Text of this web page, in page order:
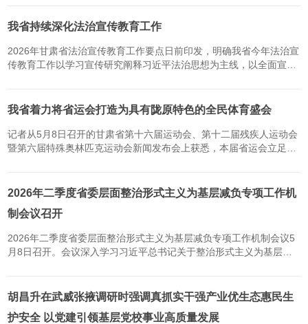
捷）省委书记、省人大常委会主任胡昌升5月12日在白银市会宁...
我省持续深化法治宣传教育工作
2026年甘肃省法治宣传教育工作要点日前印发，明确我省今年法治宣
传教育工作以学习宣传研究阐释习近平法治思想为主线，以全面宣传
和创新法治宣传教育工作，努力营造全社会崇尚法治、恪守规则...
我省着力将省运会打造为具有陇原特色的全民体育盛会
记者从5月8日召开的甘肃省第十六届运动会、第十二届残疾人运动会
暨第六届特殊奥林匹克运动会新闻发布会上获悉，本届省运会立足甘
具有陇原特色的全民体育盛会。本届省运会创新增设特色竞赛项...
2026年二季度省委层面整治形式主义为基层减负专项工作机
制会议召开
2026年二季度省委层面整治形式主义为基层减负专项工作机制会议5
月8日召开。会议深入学习习近平总书记关于整治形式主义为基层减
署，安排下一阶段重点工作。省委常委、省委秘书长、省委层面专
项...
胡昌升在武威张掖调研时强调真抓实干强产业优生态惠民生
护安全 以党建引领基层党校事业高质量发展